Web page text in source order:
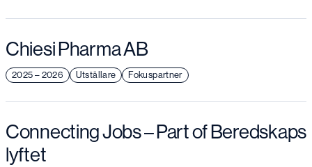
Chiesi Pharma AB
2025 – 2026 Utställare Fokuspartner
Connecting Jobs – Part of Beredskaps
lyftet